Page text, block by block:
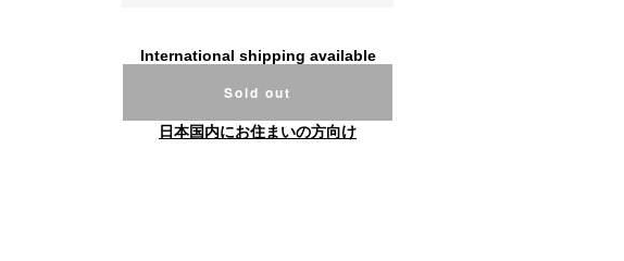
International shipping available
Sold out
日本国内にお住まいの方向け